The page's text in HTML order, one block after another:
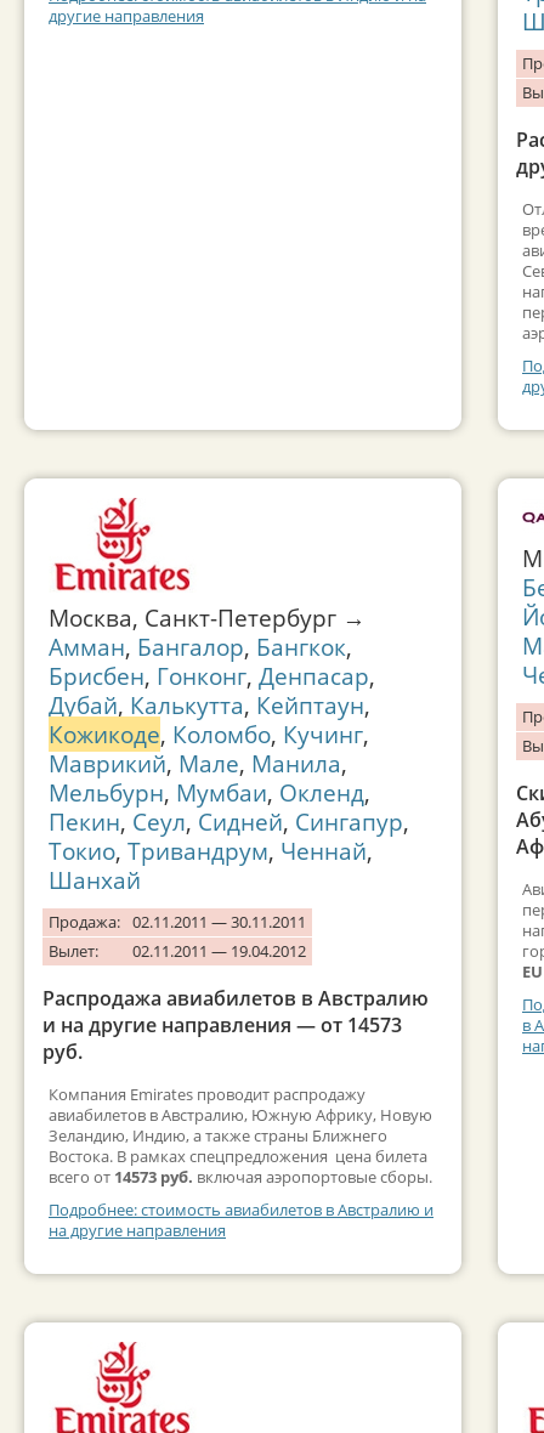
другие направления
Москва, Санкт-Петербург →
Амман, Бангалор, Бангкок,
Брисбен, Гонконг, Денпасар,
Дубай, Калькутта, Кейптаун,
Кожикоде, Коломбо, Кучинг,
Маврикий, Мале, Манила,
Мельбурн, Мумбаи, Окленд,
Пекин, Сеул, Сидней, Сингапур,
Токио, Тривандрум, Ченнай,
Шанхай
Продажа: 02.11.2011 — 30.11.2011
Вылет:
02.11.2011 — 19.04.2012
Распродажа авиабилетов в Австралию
и на другие направления — от 14573
руб.
Компания Emirates проводит распродажу
авиабилетов в Австралию, Южную Африку, Новую
Зеландию, Индию, а также страны Ближнего
Востока. В рамках спецпредложения цена билета
всего от 14573 руб. включая аэропортовые сборы.
Подробнее: стоимость авиабилетов в Австралию и
на другие направления
в